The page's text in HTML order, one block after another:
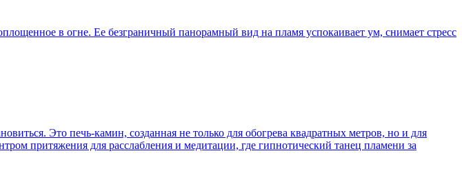
в огне. Ее безграничный панорамный вид на пламя успокаивает ум, снимает стресс
Это печь-камин, созданная не только для обогрева квадратных метров, но и для
притяжения для расслабления и медитации, где гипнотический танец пламени за